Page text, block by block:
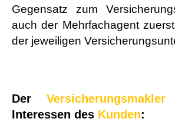
Gegensatz zum
auch der Mehrfachagent
der jeweiligen
DerVer­sicherungs­makler
Interessen des Kunden: